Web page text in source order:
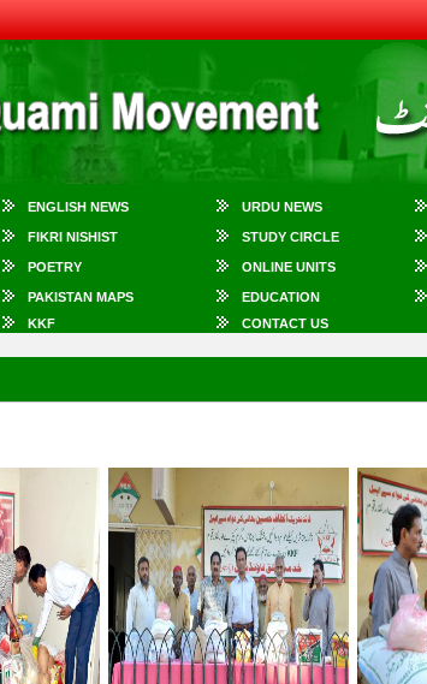
ENGLISH NEWS URDU NEWS
FIKRI NISHIST STUDY CIRCLE
POETRY ONLINE UNITS
PAKISTAN MAPS EDUCATION
KKF CONTACT US